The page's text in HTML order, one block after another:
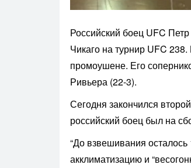
Российский боец UFC
Чикаго на турнир UFC
промоушене. Его
Ривьера (22-3).
Сегодня закончился
российский боец был на
“До взвешивания
акклиматизацию и